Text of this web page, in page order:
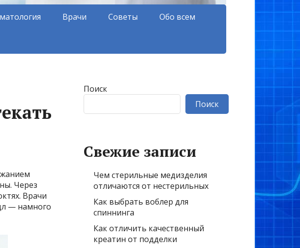
Врачи Советы Обо всем
Через
Врачи
— намного
Поиск
Поиск
Свежие записи
Чем стерильные медизделия
отличаются от нестерильных
Как выбрать воблер для
спиннинга
Как отличить качественный
креатин от подделки